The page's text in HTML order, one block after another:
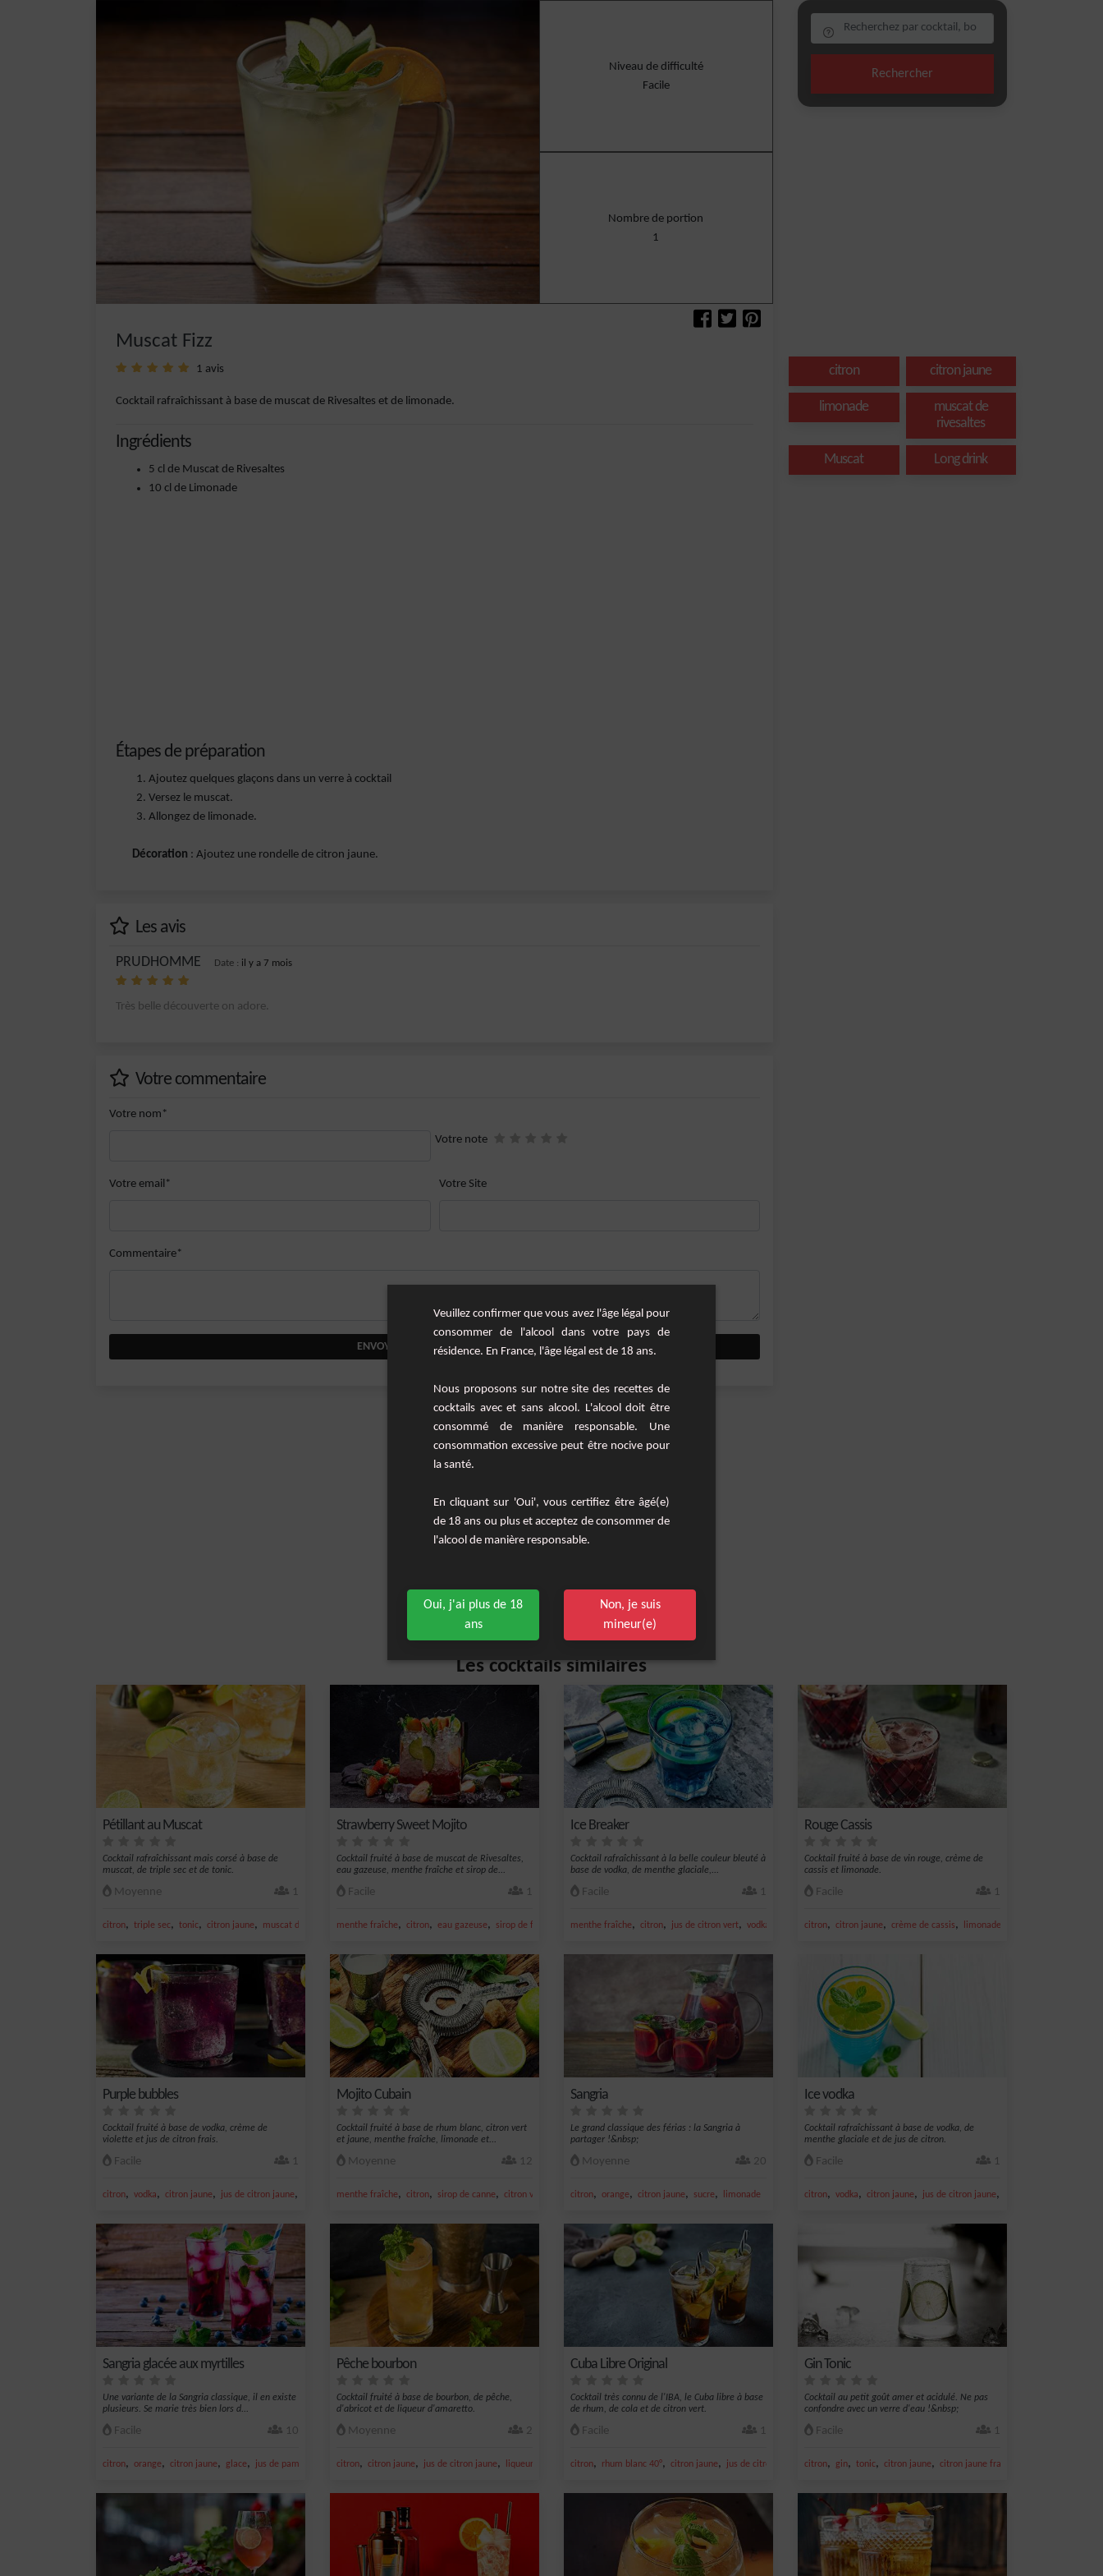
Niveau de difficulté
Facile
Nombre de portion
1
Muscat Fizz
1 avis
Cocktail rafraîchissant à base de muscat de Rivesaltes et de limonade.
Ingrédients
5 cl de Muscat de Rivesaltes
10 cl de Limonade
Étapes de préparation
Ajoutez quelques glaçons dans un verre à cocktail
Versez le muscat.
Allongez de limonade.
Décoration : Ajoutez une rondelle de citron jaune.
Les avis
PRUDHOMME Date : il y a 7 mois
Très belle découverte on adore.
Votre commentaire
Votre nom*
Votre note
Votre email* Votre Site
Commentaire*
ENVOYER VOTRE COMMENTAIRE
Rechercher
citron citron jaune
limonade
muscat de
rivesaltes
Muscat Long drink
Les cocktails similaires
Pétillant au Muscat
Cocktail rafraîchissant mais corsé à base de
muscat, de triple sec et de tonic.
Moyenne 1
citron, triple sec, tonic, citron jaune, muscat de rivesaltes
Strawberry Sweet Mojito
Cocktail fruité à base de muscat de Rivesaltes,
eau gazeuse, menthe fraîche et sirop de...
Facile 1
menthe fraîche, citron, eau gazeuse, sirop de fraise glace
Ice Breaker
Cocktail rafraîchissant à la belle couleur bleuté à
base de vodka, de menthe glaciale,...
Facile 1
menthe fraîche, citron, jus de citron vert, vodka citron jaune
Rouge Cassis
Cocktail fruité à base de vin rouge, crème de
cassis et limonade.
Facile 1
citron, citron jaune, crème de cassis, limonade
Purple bubbles
Cocktail fruité à base de vodka, crème de
violette et jus de citron frais.
Facile 1
citron, vodka, citron jaune, jus de citron jaune, limonade
Mojito Cubain
Cocktail fruité à base de rhum blanc, citron vert
et jaune, menthe fraîche, limonade et...
Moyenne 12
menthe fraîche, citron, sirop de canne, citron vert frais ,citron jaune
Sangria
Le grand classique des férias : la Sangria à
partager !&nbsp;
Moyenne 20
citron, orange, citron jaune, sucre, limonade
Ice vodka
Cocktail rafraîchissant à base de vodka, de
menthe glaciale et de jus de citron.
Facile 1
citron, vodka, citron jaune, jus de citron jaune,
Sangria glacée aux myrtilles
Une variante de la Sangria classique, il en existe
plusieurs. Se marie très bien lors d...
Facile 10
citron, orange, citron jaune, glace, jus de pamplemousse
Pêche bourbon
Cocktail fruité à base de bourbon, de pêche,
d'abricot et de liqueur d'amaretto.
Moyenne 2
citron, citron jaune, jus de citron jaune, liqueur d'abricot,bourbon
Cuba Libre Original
Cocktail très connu de l'IBA, le Cuba libre à base
de rhum, de cola et de citron vert.
Facile 1
citron, rhum blanc 40°, citron jaune, jus de citron jaune ,cola
Gin Tonic
Cocktail au petit goût amer et acidulé. Ne pas
confondre avec un verre d'eau !&nbsp;
Facile 1
citron, gin, tonic, citron jaune, citron jaune frais
Veuillez confirmer que vous avez l'âge légal pour
consommer de l'alcool dans votre pays de
résidence. En France, l'âge légal est de 18 ans.
Nous proposons sur notre site des recettes de
cocktails avec et sans alcool. L'alcool doit être
consommé de manière responsable. Une
consommation excessive peut être nocive pour
la santé.
En cliquant sur 'Oui', vous certifiez être âgé(e)
de 18 ans ou plus et acceptez de consommer de
l'alcool de manière responsable.
Oui, j'ai plus de 18
ans
Non, je suis
mineur(e)